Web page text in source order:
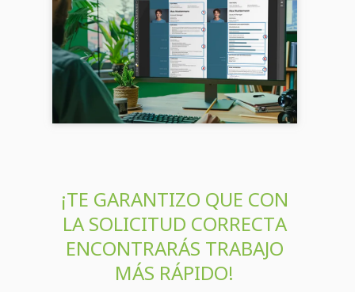
Instrucciones, consejos y
plantillas
Estructura de un currículum vitae: ✍️
Consejos, ejemplos y preguntas frecuentes.
Crea tu currículum perfecto con nuestras
plantillas 📄....
¡TE GARANTIZO QUE CON
LA SOLICITUD CORRECTA
ENCONTRARÁS TRABAJO
MÁS RÁPIDO!